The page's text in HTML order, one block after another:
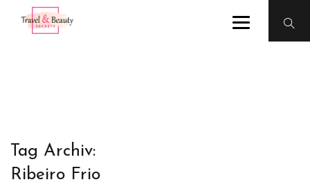
Tag Archiv:
Ribeiro Frio